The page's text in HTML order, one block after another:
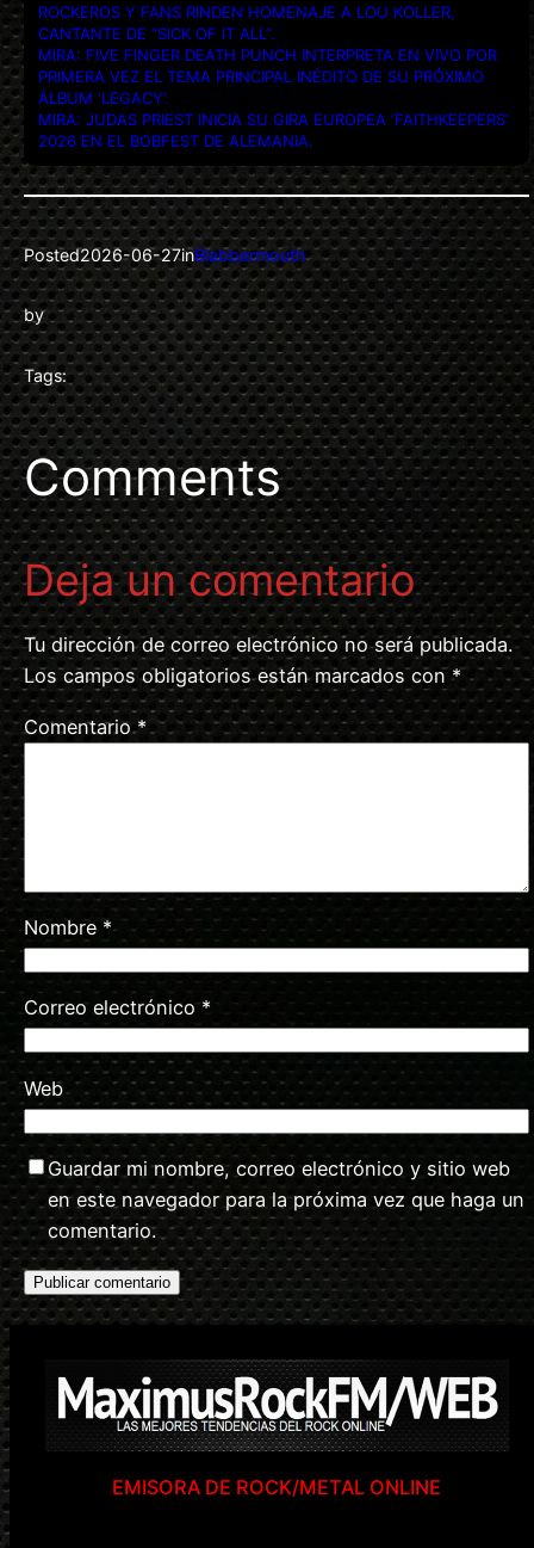
ROCKEROS Y FANS RINDEN HOMENAJE A LOU KOLLER,
CANTANTE DE “SICK OF IT ALL”.
MIRA: FIVE FINGER DEATH PUNCH INTERPRETA EN VIVO POR
PRIMERA VEZ EL TEMA PRINCIPAL INÉDITO DE SU PRÓXIMO
ÁLBUM ‘LEGACY’.
MIRA: JUDAS PRIEST INICIA SU GIRA EUROPEA ‘FAITHKEEPERS’
2026 EN EL BOBFEST DE ALEMANIA.
Posted2026-06-27inBlabbermouth
by
Tags:
Comments
Deja un comentario
Tu dirección de correo electrónico no será publicada.
Los campos obligatorios están marcados con *
Comentario*
Nombre *
Correo electrónico *
Web
Guardar mi nombre, correo electrónico y sitio web
en este navegador para la próxima vez que haga un
comentario.
EMISORA DE ROCK/METAL ONLINE